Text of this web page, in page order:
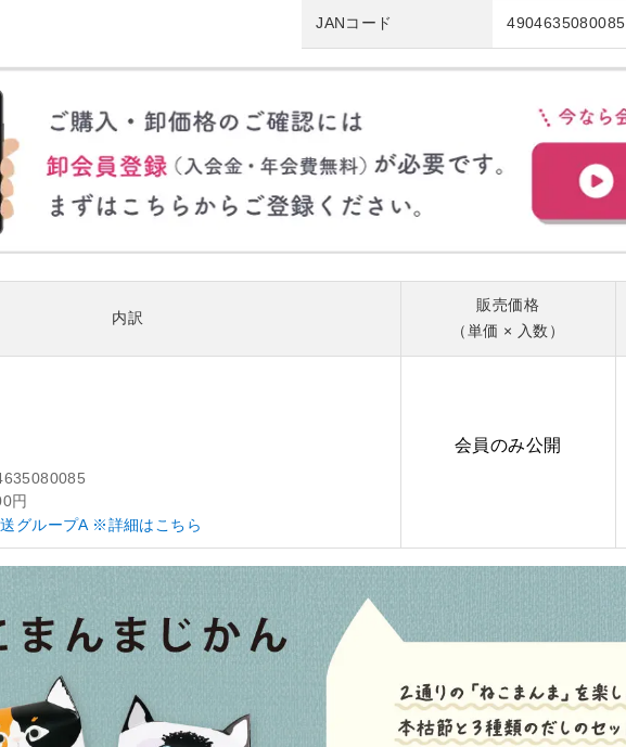
JANコード 4904635080085
内訳
販売価格
（単価 × 入数）
円
グループA ※詳細はこちら
会員のみ公開